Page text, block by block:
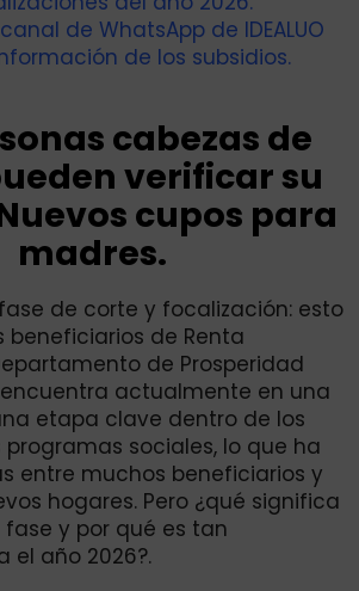
de WhatsApp de IDEALUO
de los subsidios.
cabezas de
verificar su
cupos para
madres.
fase de corte y focalización: esto
beneficiarios de Renta
de Prosperidad
encuentra actualmente en una
etapa clave dentro de los
programas sociales, lo que ha
entre muchos beneficiarios y
hogares. Pero ¿qué significa
y por qué es tan
el año 2026?.